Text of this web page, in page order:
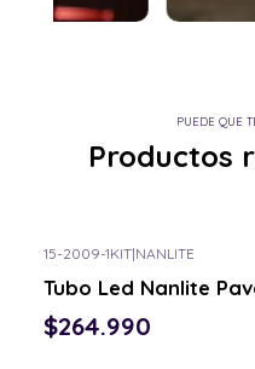
PUEDE QUE
Productos
15-2009-1KIT|NANLITE
Tubo Led Nanlite
$264.990